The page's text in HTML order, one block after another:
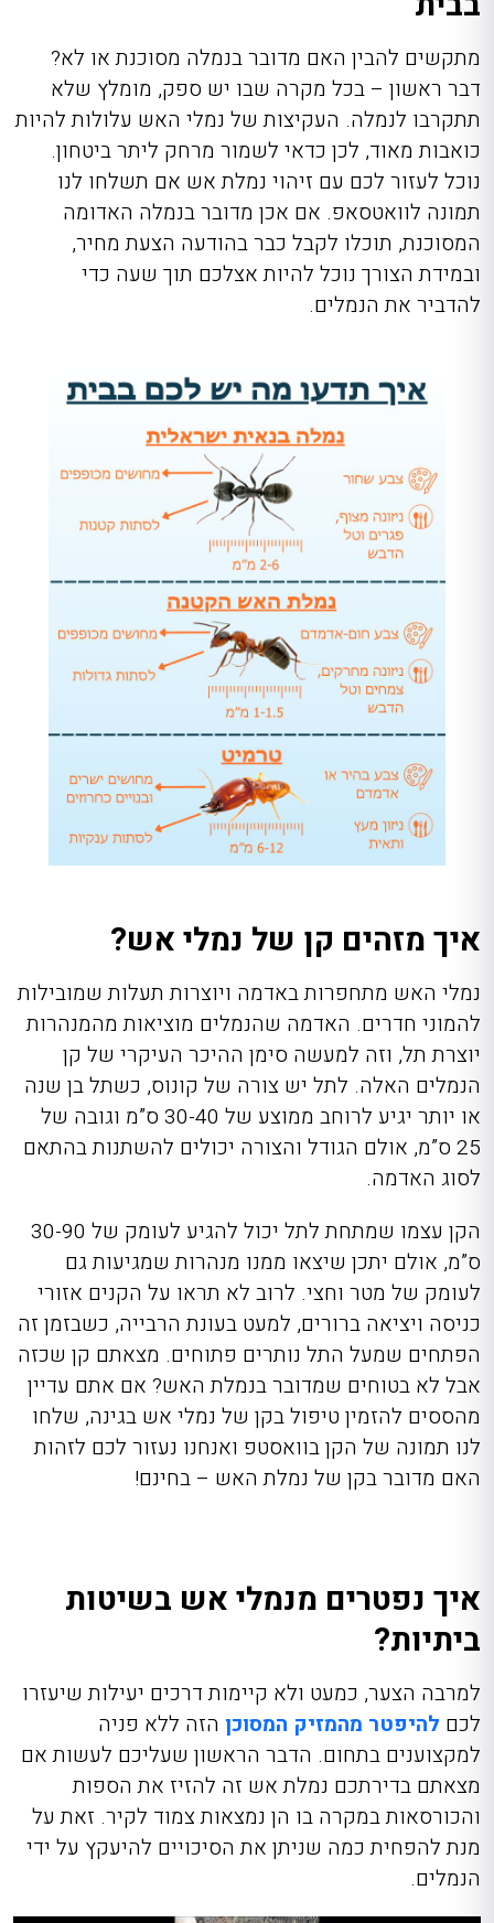
מתקשים להבין האם מדובר בנמלה מסוכנת או לא?
דבר ראשון – בכל מקרה שבו יש ספק, מומלץ שלא
תתקרבו לנמלה. העקיצות של נמלי האש עלולות להיות
כואבות מאוד, לכן כדאי לשמור מרחק ליתר ביטחון.
נוכל לעזור לכם עם זיהוי נמלת אש אם תשלחו לנו
תמונה לוואטסאפ. אם אכן מדובר בנמלה האדומה
המסוכנת, תוכלו לקבל כבר בהודעה הצעת מחיר,
ובמידת הצורך נוכל להיות אצלכם תוך שעה כדי
להדביר את הנמלים.
איך מזהים קן של נמלי אש?
נמלי האש מתחפרות באדמה ויוצרות תעלות שמובילות
להמוני חדרים. האדמה שהנמלים מוציאות מהמנהרות
יוצרת תל, וזה למעשה סימן ההיכר העיקרי של קן
הנמלים האלה. לתל יש צורה של קונוס, כשתל בן שנה
או יותר יגיע לרוחב ממוצע של 30-40 ס”מ וגובה של
25 ס”מ, אולם הגודל והצורה יכולים להשתנות בהתאם
לסוג האדמה.
הקן עצמו שמתחת לתל יכול להגיע לעומק של 30-90
ס”מ, אולם יתכן שיצאו ממנו מנהרות שמגיעות גם
לעומק של מטר וחצי. לרוב לא תראו על הקנים אזורי
כניסה ויציאה ברורים, למעט בעונת הרבייה, כשבזמן זה
הפתחים שמעל התל נותרים פתוחים. מצאתם קן שכזה
אבל לא בטוחים שמדובר בנמלת האש? אם אתם עדיין
מהססים להזמין טיפול בקן של נמלי אש בגינה, שלחו
לנו תמונה של הקן בוואסטפ ואנחנו נעזור לכם לזהות
האם מדובר בקן של נמלת האש – בחינם!
איך נפטרים מנמלי אש בשיטות
ביתיות?
למרבה הצער, כמעט ולא קיימות דרכים יעילות שיעזרו
לכם להיפטר מהמזיק המסוכן הזה ללא פניה
למקצוענים בתחום. הדבר הראשון שעליכם לעשות אם
מצאתם בדירתכם נמלת אש זה להזיז את הספות
והכורסאות במקרה בו הן נמצאות צמוד לקיר. זאת על
מנת להפחית כמה שניתן את הסיכויים להיעקץ על ידי
הנמלים.